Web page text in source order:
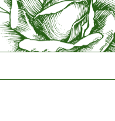
French
German
Italien
German
Italien
Spanish